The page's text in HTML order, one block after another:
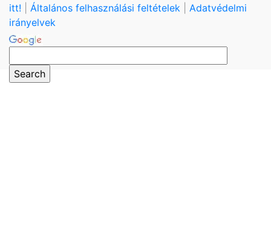
itt!
Általános felhasználási feltételek
Adatvédelmi
irányelvek